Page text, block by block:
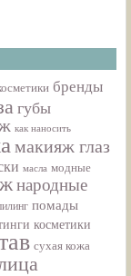
бренды
губы
как наносить
макияж глаз
масла модные
народные
помады
косметики
сухая кожа